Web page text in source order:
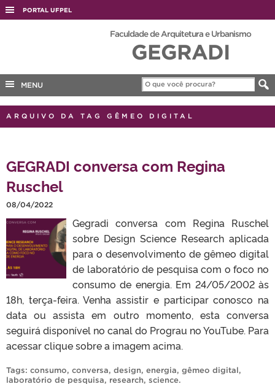
PORTAL UFPEL
EDITAIS
Faculdade de Arquitetura e Urbanismo
GEGRADI
MENU
ARQUIVO DA TAG GÊMEO DIGITAL
GEGRADI conversa com Regina
Ruschel
08/04/2022
Gegradi conversa com Regina Ruschel
sobre Design Science Research aplicada
para o desenvolvimento de gêmeo digital
de laboratório de pesquisa com o foco no
consumo de energia. Em 24/05/2002 às
18h, terça-feira. Venha assistir e participar conosco na
data ou assista em outro momento, esta conversa
seguirá disponível no canal do Prograu no YouTube. Para
acessar clique sobre a imagem acima.
Tags: consumo, conversa, design, energia, gêmeo digital,
laboratório de pesquisa, research, science.